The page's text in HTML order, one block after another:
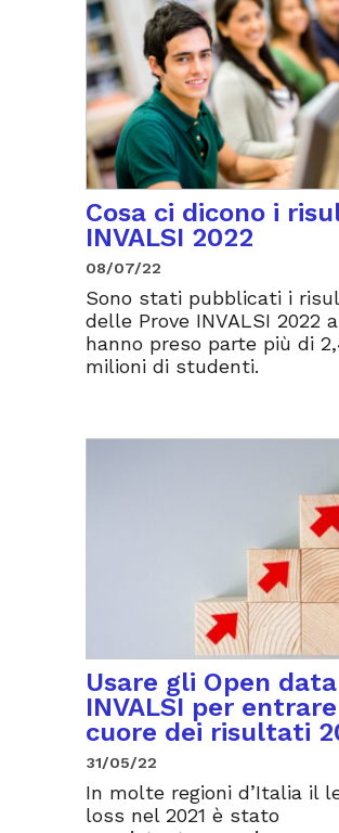
Cosa ci dicono i
INVALSI 2022
08/07/22
Sono stati pubblicati i
delle Prove INVALSI 2022
hanno preso parte più di
milioni di studenti.
Usare gli Open data
INVALSI per
cuore dei risultati
31/05/22
In molte regioni d’Italia il
loss nel 2021 è stato